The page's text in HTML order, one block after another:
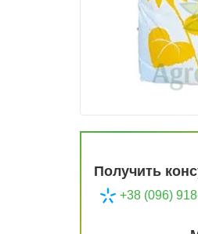
Получить
+38 (096)